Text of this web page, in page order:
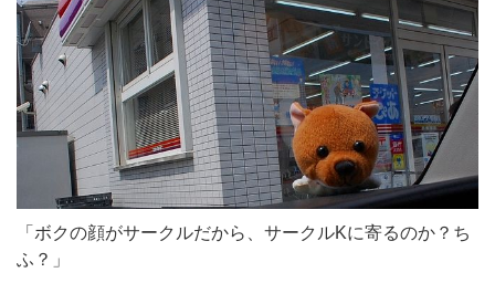
「ボクの顔がサークルだから、サークルKに寄るのか？ち
ふ？」